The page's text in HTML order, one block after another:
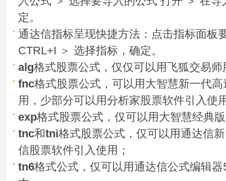
定。
通达信指标呈现快捷方法：点击指标面板
CTRL+I ＞ 选择指标，确定。
alg格式股票公式，仅仅可以用飞狐交易
fnc格式股票公式，可以用大智慧新一代
用，少部分可以用分析家股票软件引入使
exp格式股票公式，仅可以用大智慧经典
tnc和tni格式股票公式，仅可以用通达信
信股票软件引入使用；
tn6格式公式，仅可以用通达信公式编辑